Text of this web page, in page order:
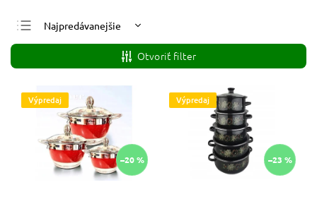
Najpredávanejšie
Najlacnejšie
Najdrahšie
Abecedne
Otvoriť filter
Výpredaj
–20 %
Výpredaj
–23 %